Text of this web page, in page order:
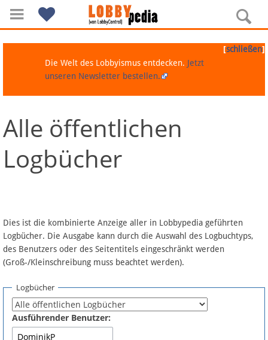
Navigation
Über Lobbypedia
Artikel nach Kategorien
FAQ
Fördermitglied werden
Fehler melden
[schließen]
Die Welt des Lobbyismus entdecken. Jetzt
unseren Newsletter bestellen.
Alle öffentlichen
Logbücher
Dies ist die kombinierte Anzeige aller in Lobbypedia geführten
Logbücher. Die Ausgabe kann durch die Auswahl des Logbuchtyps,
des Benutzers oder des Seitentitels eingeschränkt werden
(Groß-/Kleinschreibung muss beachtet werden).
Logbücher
Ausführender Benutzer: